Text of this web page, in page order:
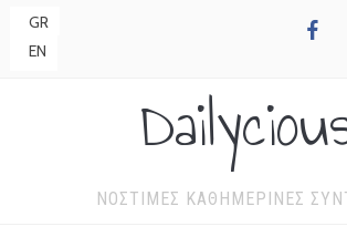
facebook
GR
EN
ΝΌΣΤΙΜΕΣ ΚΑΘΗΜΕΡΙΝΈΣ